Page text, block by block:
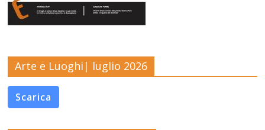
Arte e Luoghi| luglio 2026
Scarica